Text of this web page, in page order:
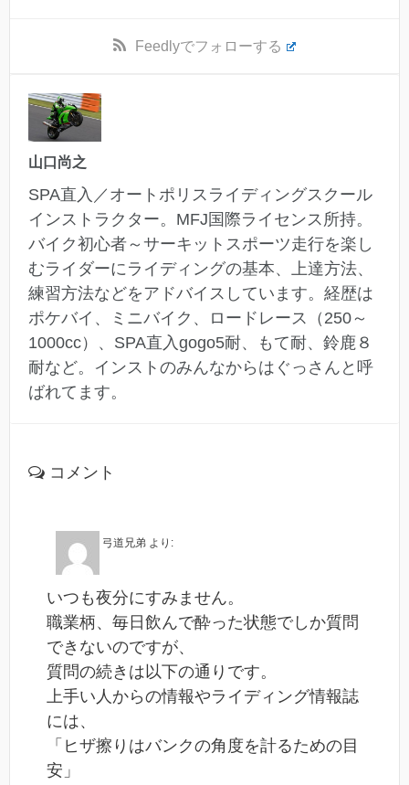
Feedlyでフォローする
山口尚之
SPA直入／オートポリスライディングスクール
インストラクター。MFJ国際ライセンス所持。
バイク初心者～サーキットスポーツ走行を楽し
むライダーにライディングの基本、上達方法、
練習方法などをアドバイスしています。経歴は
ポケバイ、ミニバイク、ロードレース（250～
1000cc）、SPA直入gogo5耐、もて耐、鈴鹿８
耐など。インストのみんなからはぐっさんと呼
ばれてます。
コメント
弓道兄弟 より:
いつも夜分にすみません。
職業柄、毎日飲んで酔った状態でしか質問
できないのですが、
質問の続きは以下の通りです。
上手い人からの情報やライディング情報誌
には、
「ヒザ擦りはバンクの角度を計るための目
安」